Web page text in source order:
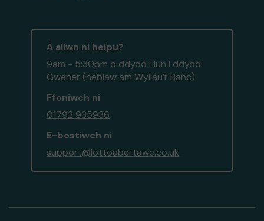
A allwn ni helpu?
9am - 5:30pm o ddydd Llun i ddydd
Gwener (heblaw am Wyliau’r Banc)
Ffoniwch ni
01792 935936
E-bostiwch ni
support@lottoabertawe.co.uk